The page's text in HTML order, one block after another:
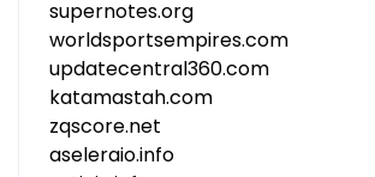
supernotes.org
worldsportsempires.com
updatecentral360.com
katamastah.com
zqscore.net
aseleraio.info